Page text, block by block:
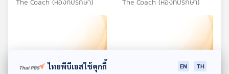
The Coach (ห้องที่ปรึกษา) The Coach (ห้องที่ปรึกษา)
ไทยพีบีเอสใช้คุกกี้ EN TH